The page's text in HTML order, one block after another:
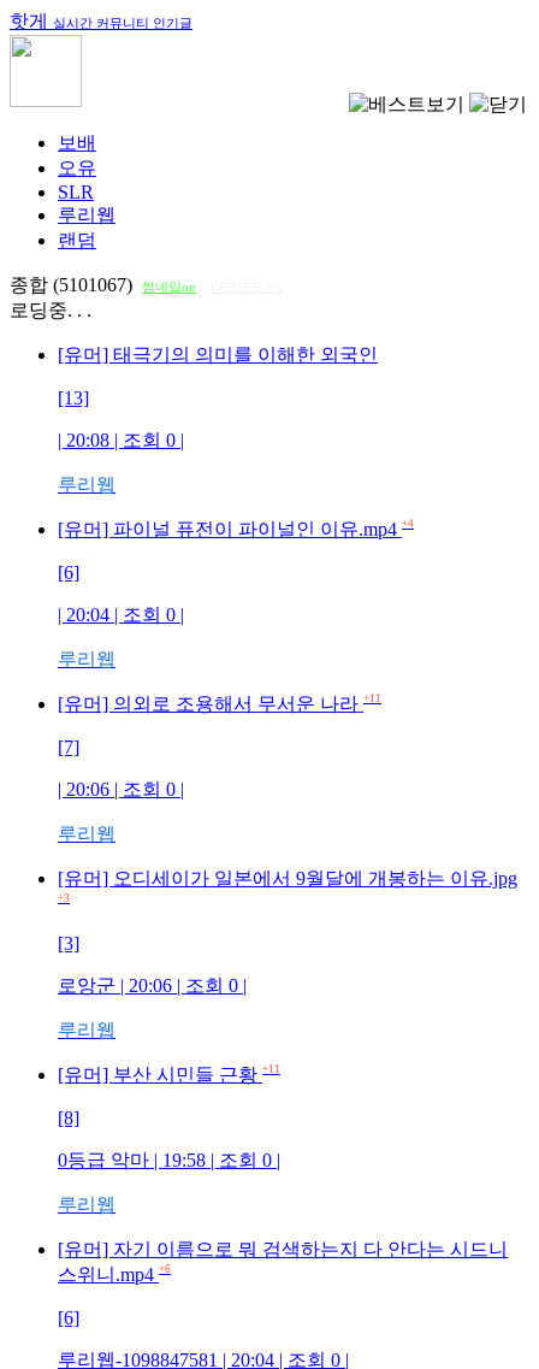
핫게 실시간 커뮤니티 인기글
보배
오유
SLR
루리웹
랜덤
종합 (5101067) 썸네일on
로딩중. . .
[유머] 태극기의 의미를 이해한 외국인
[13]
| 20:08 | 조회 0 |
루리웹
[유머] 파이널 퓨전이 파이널인 이유.mp4 +4
[6]
| 20:04 | 조회 0 |
루리웹
[유머] 의외로 조용해서 무서운 나라 +11
[7]
| 20:06 | 조회 0 |
루리웹
[유머] 오디세이가 일본에서 9월달에 개봉하는 이유.jpg
+3
[3]
로앙군 | 20:06 | 조회 0 |
루리웹
[유머] 부산 시민들 근황 +11
[8]
0등급 악마 | 19:58 | 조회 0 |
루리웹
[유머] 자기 이름으로 뭐 검색하는지 다 안다는 시드니
스위니.mp4 +6
[6]
루리웹-1098847581 | 20:04 | 조회 0 |